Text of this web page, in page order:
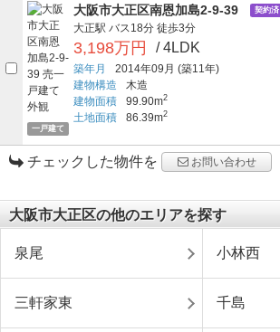
一戸建て
大阪市大正区南恩加島2-9-39 契約済
大正駅 バス18分 徒歩3分
3,198万円 / 4LDK
築年月 2014年09月 (築11年)
建物構造
木造
建物面積
99.90m2
土地面積 86.39m2
チェックした物件を お問い合わせ
大阪市大正区の他のエリアを探す
泉尾 小林西
三軒家東 千島